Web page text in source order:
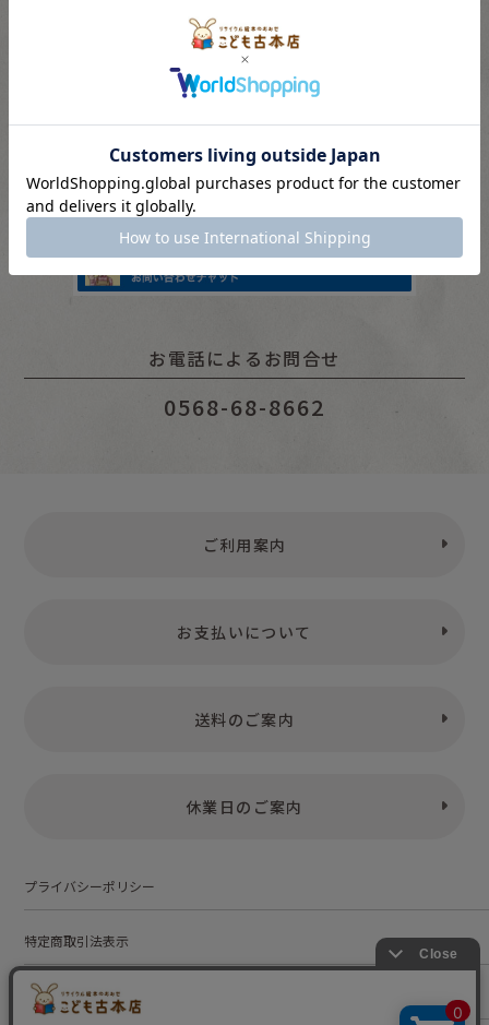
受付
10：00 〜 16：00
※水・土・日・祝は対応をお休みいただいています。
ページ下部のチャットウインドウよりお問い合わせくださ
お電話によるお問合せ
0568-68-8662
ご利用案内
お支払いについて
送料のご案内
休業日のご案内
プライバシーポリシー
特定商取引法表示
お問い合わせ